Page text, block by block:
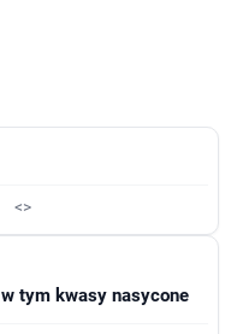
<>
w tym kwasy nasycone